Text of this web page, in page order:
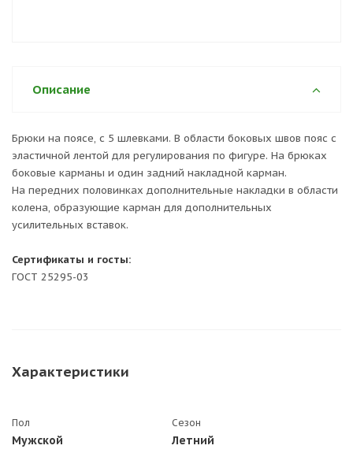
Описание
Брюки на поясе, с 5 шлевками. В области боковых швов пояс с
эластичной лентой для регулирования по фигуре. На брюках
боковые карманы и один задний накладной карман.
На передних половинках дополнительные накладки в области
колена, образующие карман для дополнительных
усилительных вставок.
Сертификаты и госты:
ГОСТ 25295-03
Характеристики
Пол
Мужской
Сезон
Летний